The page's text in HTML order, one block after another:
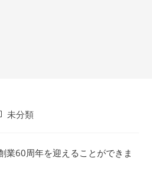
未分類
業60周年を迎えることができま